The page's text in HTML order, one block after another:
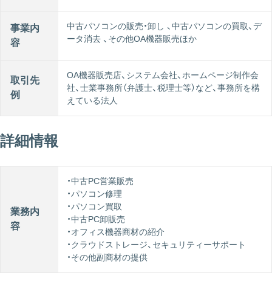
事業内
容
中古パソコンの販売・卸し 、中古パソコンの買取、デ
ータ消去 、その他OA機器販売ほか
取引先
例
OA機器販売店、システム会社、ホームページ制作会
社、士業事務所（弁護士、税理士等）など、事務所を構
えている法人
詳細情報
業務内
容
・中古PC営業販売
・パソコン修理
・パソコン買取
・中古PC卸販売
・オフィス機器商材の紹介
・クラウドストレージ、セキュリティーサポート
・その他副商材の提供